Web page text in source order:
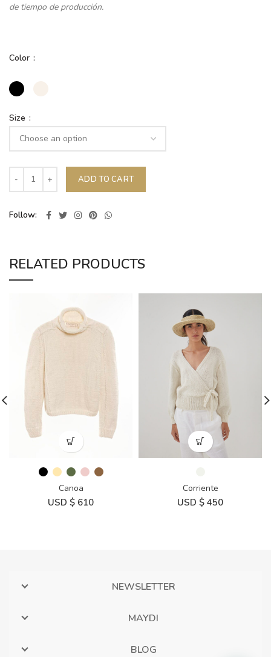
de tiempo de producción.
Color
Size
ADD TO CART
Follow
RELATED PRODUCTS
Canoa
USD $ 610
Corriente
USD $ 450
NEWSLETTER
MAYDI
BLOG